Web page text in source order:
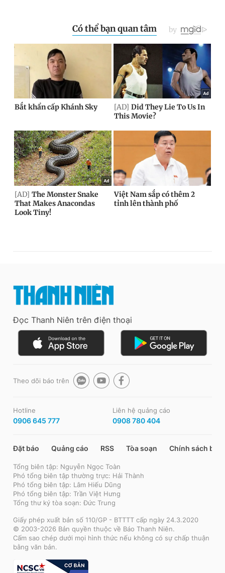
Đọc Thanh Niên trên điện thoại
Theo dõi báo trên
Hotline
0906 645 777
Liên hệ quảng cáo
0908 780 404
Đặt báo Quảng cáo RSS Tòa soạn Chính sách bảo
Tổng biên tập: Nguyễn Ngọc Toàn
Phó tổng biên tập thường trực: Hải Thành
Phó tổng biên tập: Lâm Hiếu Dũng
Phó tổng biên tập: Trần Việt Hưng
Tổng thư ký tòa soạn: Đức Trung
Giấy phép xuất bản số 110/GP - BTTTT cấp ngày 24.3.2020
© 2003-2026 Bản quyền thuộc về Báo Thanh Niên.
Cấm sao chép dưới mọi hình thức nếu không có sự chấp thuận
bằng văn bản.